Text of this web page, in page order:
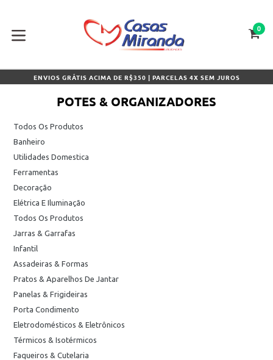
conteúdo
0
ENVIOS GRÁTIS ACIMA DE R$350 | PARCELAS 4X SEM JUROS
POTES & ORGANIZADORES
Todos Os Produtos
Banheiro
Utilidades Domestica
Ferramentas
Decoração
Elétrica E Iluminação
Todos Os Produtos
Jarras & Garrafas
Infantil
Assadeiras & Formas
Pratos & Aparelhos De Jantar
Panelas & Frigideiras
Porta Condimento
Eletrodomésticos & Eletrônicos
Térmicos & Isotérmicos
Faqueiros & Cutelaria